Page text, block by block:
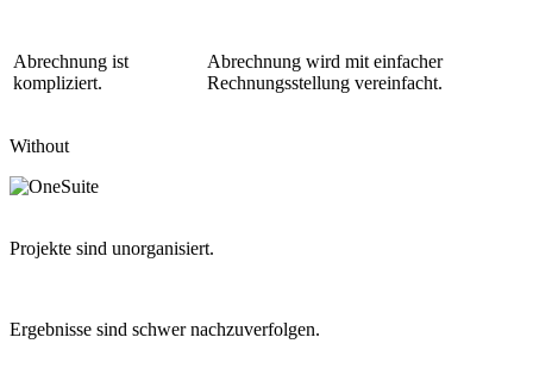
Abrechnung ist
kompliziert.
Abrechnung wird mit einfacher
Rechnungsstellung vereinfacht.
Without
Projekte sind unorganisiert.
Ergebnisse sind schwer nachzuverfolgen.